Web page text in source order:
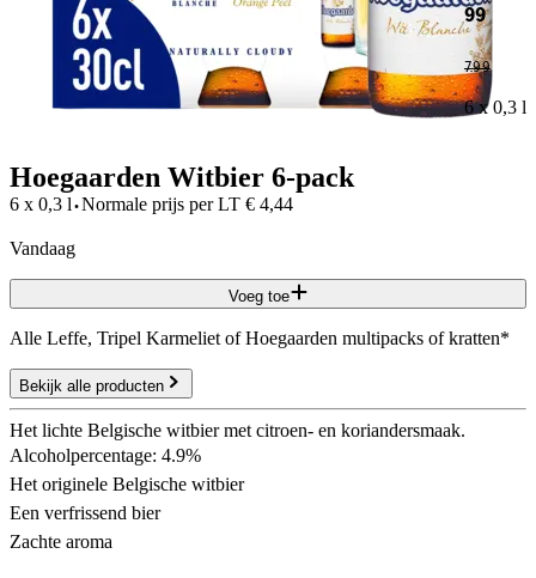
99
7.99
6 x 0,3 l
Hoegaarden Witbier 6-pack
6 x 0,3 l·Normale prijs per LT € 4,44
vandaag
Voeg toe
Alle Leffe, Tripel Karmeliet of Hoegaarden multipacks of kratten*
Bekijk alle producten
Het lichte Belgische witbier met citroen- en koriandersmaak.
Alcoholpercentage: 4.9%
Het originele Belgische witbier
Een verfrissend bier
Zachte aroma